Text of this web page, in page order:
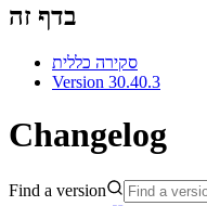
בדף זה
סקירה כללית
Version 30.40.3
Changelog
Find a version